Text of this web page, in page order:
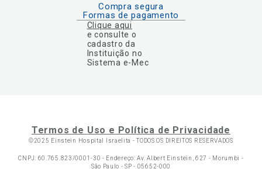
Compra segura
Formas de pagamento
Clique aqui
e consulte o
cadastro da
Instituição no
Sistema e-Mec
Termos de Uso e Política de Privacidade
©2025 Einstein Hospital Israelita -TODOS OS DIREITOS RESERVADOS
CNPJ: 60.765.823/0001-30 - Endereço: Av. Albert Einstein, 627 - Morumbi -
São Paulo - SP - 05652-000